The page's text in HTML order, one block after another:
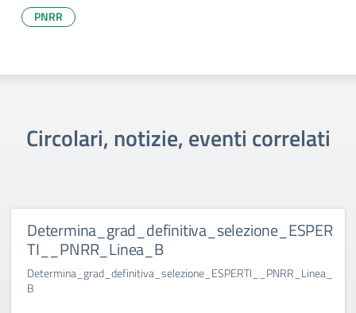
PNRR
Circolari, notizie, eventi correlati
Determina_grad_definitiva_selezione_ESPER
TI__PNRR_Linea_B
Determina_grad_definitiva_selezione_ESPERTI__PNRR_Linea_
B